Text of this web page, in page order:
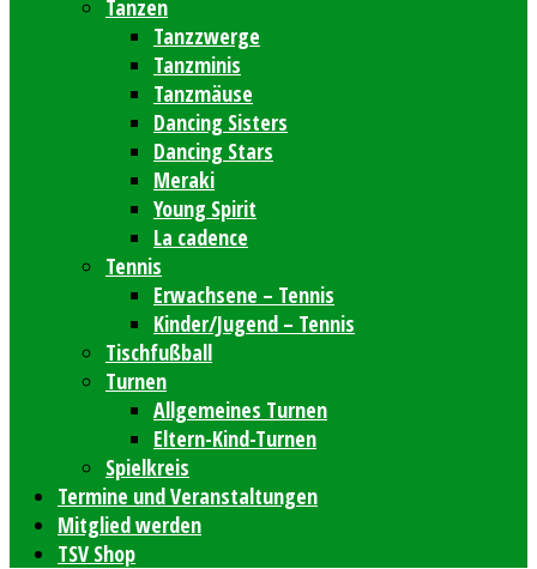
Tanzen
Tanzzwerge
Tanzminis
Tanzmäuse
Dancing Sisters
Dancing Stars
Meraki
Young Spirit
La cadence
Tennis
Erwachsene – Tennis
Kinder/Jugend – Tennis
Tischfußball
Turnen
Allgemeines Turnen
Eltern-Kind-Turnen
Spielkreis
Termine und Veranstaltungen
Mitglied werden
TSV Shop